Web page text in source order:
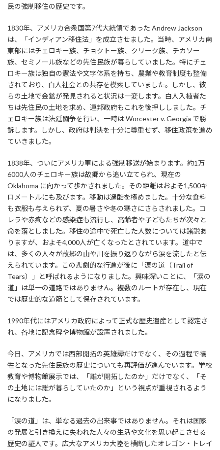
民の強制移住の歴史です。
1830年、アメリカ合衆国第7代大統領であった Andrew Jackson
は、「インディアン移住法」を成立させました。当時、アメリカ南
東部にはチェロキー族、チョクトー族、クリーク族、チカソー
族、セミノール族などの先住民族が暮らしていました。特にチェ
ロキー族は独自の憲法や文字体系を持ち、農業や教育制度も整備
されており、白人社会との共存を模索していました。しかし、彼
らの土地で金鉱が発見されると状況は一変します。白人入植者た
ちは先住民の土地を求め、連邦政府もこれを後押ししました。チ
ェロキー族は法廷闘争を行い、一時は Worcester v. Georgia で勝
訴します。しかし、政府は判決を十分に尊重せず、移住政策を進め
ていきました。
1838年、ついにアメリカ軍による強制移送が始まります。約1万
6000人のチェロキー族は故郷から追い立てられ、現在の
Oklahoma に向かって歩かされました。その距離はおよそ1,500キ
ロメートルにも及びます。移動は過酷を極めました。十分な食料
も衣服も与えられず、夏の暑さや冬の寒さにさらされました。コ
レラや赤痢などの感染症も流行し、高齢者や子どもたちが次々と
命を落としました。移住の途中で死亡した人数については諸説あ
りますが、およそ4,000人が亡くなったとされています。道中で
は、多くの人々が故郷の山や川を振り返りながら涙を流したと伝
えられています。この悲劇的な行進が後に「涙の道（Trail of
Tears）」と呼ばれるようになりました。興味深いことに、「涙の
道」は単一の道路ではありません。複数のルートが存在し、現在
では歴史的な道筋として保存されています。
1990年代にはアメリカ政府によって正式な歴史遺産として認定さ
れ、各地に記念碑や博物館が設置されました。
今日、アメリカでは西部開拓の英雄譚だけでなく、その過程で犠
牲となった先住民族の歴史についても再評価が進んでいます。学校
教育や博物館展示では、「誰が開拓したのか」だけでなく、「そ
の土地には誰が暮らしていたのか」という視点が重視されるよう
になりました。
「涙の道」は、単なる過去の出来事ではありません。それは国家
の発展と引き換えに失われた人々の生活や文化を思い起こさせる
歴史の証人です。広大なアメリカ大陸を横断したオレゴン・トレイ